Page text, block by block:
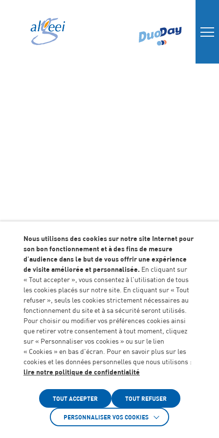
Accueil Actualités
Retour sur le tournage du dispositif
“vers un nouvel envol”
Depuis 2013, l’ESAT Agnelis développe un
accompagnement de préparation à la retraite à
destination des personnes en situation de handicap de
plus de 55 ans. Ce dispositif innovant nommé « Vers
un Nouvel Envol » propose différentes activités :
informations sur les droits à la retraite, les démarches
administratives, activités favorisant le bien vieillir, le
lien social, la stimulation cognitive et physique, la
prévention santé.
En 2017, le dispositif s’est ouvert vers l’accueil de
personnes déjà retraitées autour d’un jardin
communautaire et d’un accueil café, ce qui a permis
une continuité dans l’accompagnement des personnes
vieillissantes.
Nous utilisons des cookies sur notre site Internet pour
son bon fonctionnement et à des fins de mesure
d'audience dans le but de vous offrir une expérience
de visite améliorée et personnalisée. En cliquant sur
« Tout accepter », vous consentez à l'utilisation de tous
les cookies placés sur notre site. En cliquant sur « Tout
refuser », seuls les cookies strictement nécessaires au
fonctionnement du site et à sa sécurité seront utilisés.
Pour choisir ou modifier vos préférences cookies ainsi
que retirer votre consentement à tout moment, cliquez
sur « Personnaliser vos cookies » ou sur le lien
« Cookies » en bas d'écran. Pour en savoir plus sur les
cookies et les données personnelles que nous utilisons :
lire notre politique de confidentialité
TOUT ACCEPTER TOUT REFUSER
PERSONNALISER VOS COOKIES